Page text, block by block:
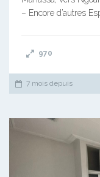
– Encore d’autres
970
7 mois depuis